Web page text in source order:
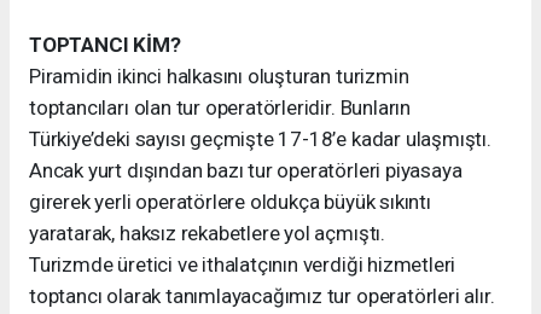
TOPTANCI KİM?
Piramidin ikinci halkasını oluşturan turizmin
toptancıları olan tur operatörleridir. Bunların
Türkiye’deki sayısı geçmişte 17-18’e kadar ulaşmıştı.
Ancak yurt dışından bazı tur operatörleri piyasaya
girerek yerli operatörlere oldukça büyük sıkıntı
yaratarak, haksız rekabetlere yol açmıştı.
Turizmde üretici ve ithalatçının verdiği hizmetleri
toptancı olarak tanımlayacağımız tur operatörleri alır.